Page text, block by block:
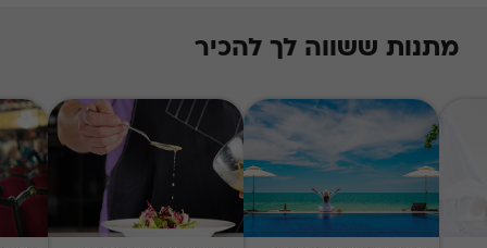
מתנות ששווה לך להכיר